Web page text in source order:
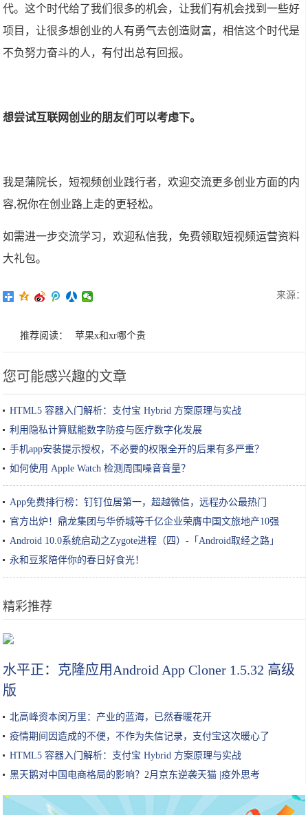
代。这个时代给了我们很多的机会，让我们有机会找到一些好
项目，让很多想创业的人有勇气去创造财富，相信这个时代是
不负努力奋斗的人，有付出总有回报。
想尝试互联网创业的朋友们可以考虑下。
我是蒲院长，短视频创业践行者，欢迎交流更多创业方面的内
容,祝你在创业路上走的更轻松。
如需进一步交流学习，欢迎私信我，免费领取短视频运营资料
大礼包。
来源：
推荐阅读： 苹果x和xr哪个贵
您可能感兴趣的文章
HTML5 容器入门解析：支付宝 Hybrid 方案原理与实战
利用隐私计算赋能数字防疫与医疗数字化发展
手机app安装提示授权，不必要的权限全开的后果有多严重？
如何使用 Apple Watch 检测周围噪音音量？
App免费排行榜：钉钉位居第一，超越微信，远程办公最热门
官方出炉！鼎龙集团与华侨城等千亿企业荣膺中国文旅地产10强
Android 10.0系统启动之Zygote进程（四）-「Android取经之路」
永和豆浆陪伴你的春日好食光！
精彩推荐
大姐校门外卖小吃，常被家长常嫌弃，小学生不乐意了：不懂得欣赏
水平正：克隆应用Android App Cloner 1.5.32 高级
版
北高峰资本闵万里：产业的蓝海，已然春暖花开
疫情期间因造成的不便，不作为失信记录，支付宝这次暖心了
HTML5 容器入门解析：支付宝 Hybrid 方案原理与实战
黑天鹅对中国电商格局的影响？2月京东逆袭天猫 |疫外思考